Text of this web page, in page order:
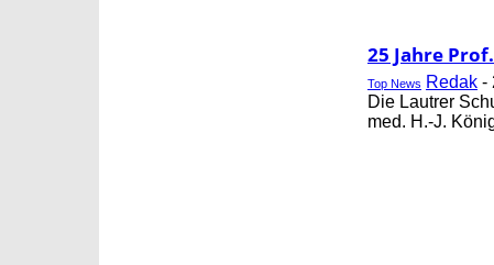
25 Jahre
Top News Redak -
Die Lautrer
med. H.-J.